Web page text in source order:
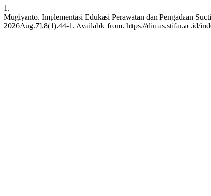
1.
Mugiyanto. Implementasi Edukasi Perawatan dan Pengadaan
2026Aug.7];8(1):44-1. Available from: https://dimas.stifar.ac.id/